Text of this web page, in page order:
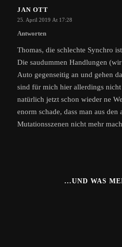
JAN OTT
25. April 2019 At 17:28
Antworten
Thomas, die schlechte Synchro
Die saudummen Handlungen
Auto gegenseitig an und gehen
sind für mich hier allerdings
natürlich jetzt schon wieder ne
enorm schade, dass man aus den
Mutationsszenen nicht mehr
...UND WAS